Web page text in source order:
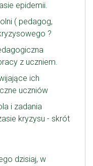
epidemii.
( pedagog,
?
z uczniem.
ich
uczniów
i zadania
kryzysu - skrót
dzisiaj, w